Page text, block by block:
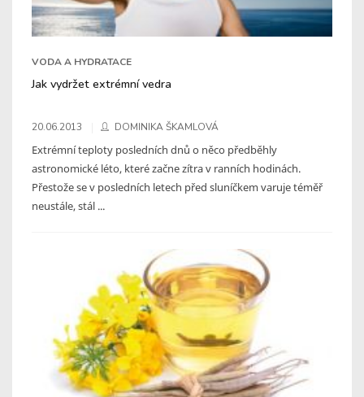
VODA A HYDRATACE
Jak vydržet extrémní vedra
20.06.2013 DOMINIKA ŠKAMLOVÁ
Extrémní teploty posledních dnů o něco předběhly
astronomické léto, které začne zítra v ranních hodinách.
Přestože se v posledních letech před sluníčkem varuje téměř
neustále, stál ...